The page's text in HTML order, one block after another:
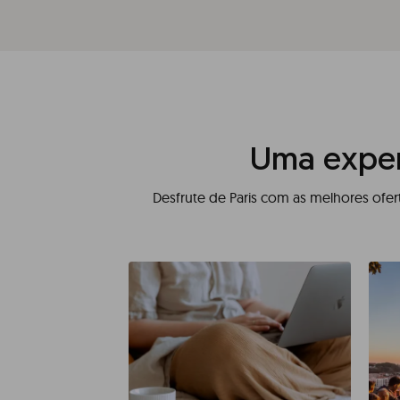
Uma
Desfrute de Paris com as melhores